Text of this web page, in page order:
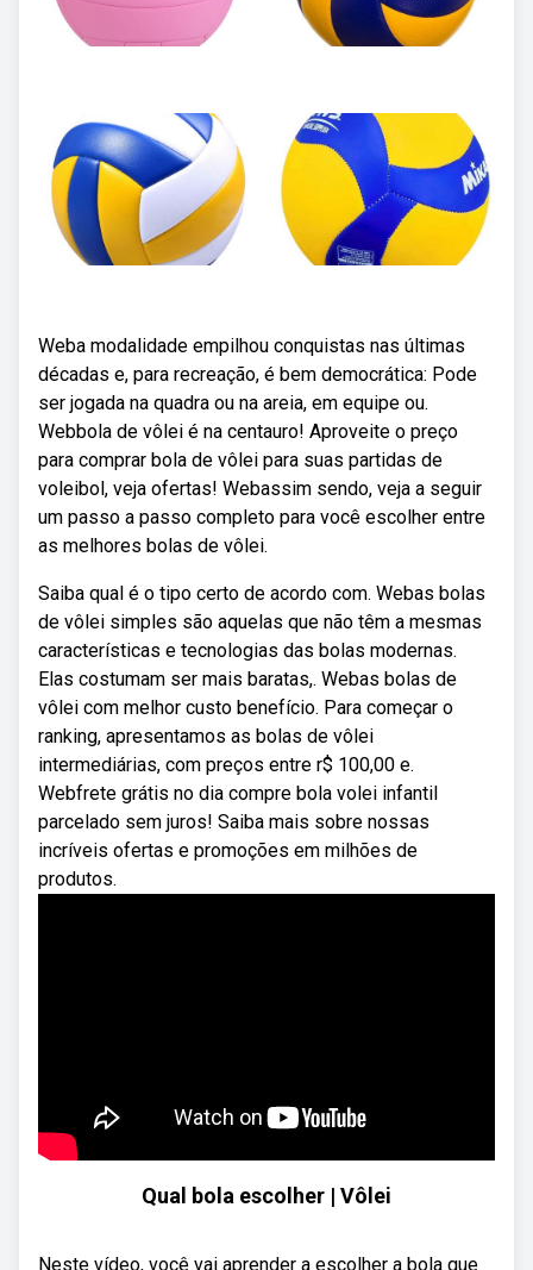
Weba modalidade empilhou conquistas nas últimas
décadas e, para recreação, é bem democrática: Pode
ser jogada na quadra ou na areia, em equipe ou.
Webbola de vôlei é na centauro! Aproveite o preço
para comprar bola de vôlei para suas partidas de
voleibol, veja ofertas! Webassim sendo, veja a seguir
um passo a passo completo para você escolher entre
as melhores bolas de vôlei.
Saiba qual é o tipo certo de acordo com. Webas bolas
de vôlei simples são aquelas que não têm a mesmas
características e tecnologias das bolas modernas.
Elas costumam ser mais baratas,. Webas bolas de
vôlei com melhor custo benefício. Para começar o
ranking, apresentamos as bolas de vôlei
intermediárias, com preços entre r$ 100,00 e.
Webfrete grátis no dia compre bola volei infantil
parcelado sem juros! Saiba mais sobre nossas
incríveis ofertas e promoções em milhões de
produtos.
Qual bola escolher | Vôlei
Neste vídeo, você vai aprender a escolher a bola que